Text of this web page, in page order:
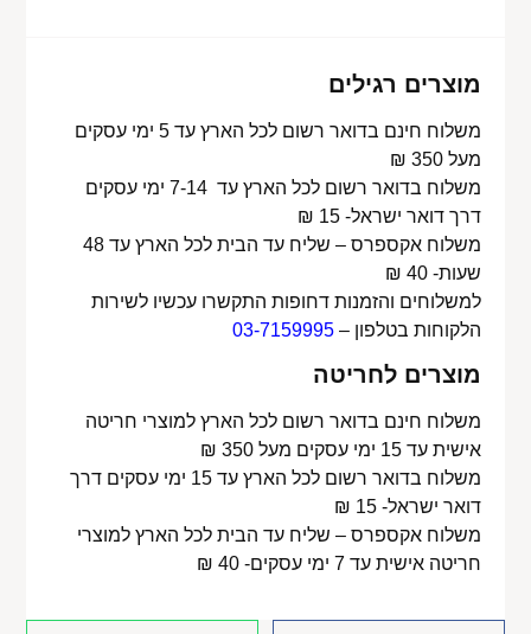
מוצרים רגילים
משלוח חינם בדואר רשום לכל הארץ עד 5 ימי עסקים
מעל 350 ₪
משלוח בדואר רשום לכל הארץ עד 7-14 ימי עסקים
דרך דואר ישראל- 15 ₪
משלוח אקספרס – שליח עד הבית לכל הארץ עד 48
שעות- 40 ₪
למשלוחים והזמנות דחופות התקשרו עכשיו לשירות
הלקוחות בטלפון –03-7159995
מוצרים לחריטה
משלוח חינם בדואר רשום לכל הארץ למוצרי חריטה
אישית עד 15 ימי עסקים מעל 350 ₪
משלוח בדואר רשום לכל הארץ עד 15 ימי עסקים דרך
דואר ישראל- 15 ₪
משלוח אקספרס – שליח עד הבית לכל הארץ למוצרי
חריטה אישית עד 7 ימי עסקים- 40 ₪